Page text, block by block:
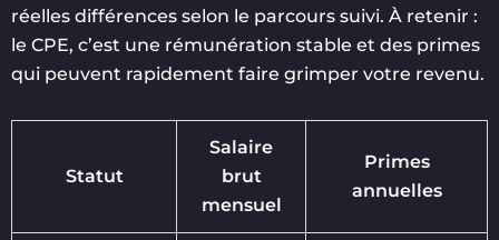
réelles différences selon le parcours suivi. À retenir :
le CPE, c’est une rémunération stable et des primes
qui peuvent rapidement faire grimper votre revenu.
Statut
Salaire
brut
mensuel
Primes
annuelles